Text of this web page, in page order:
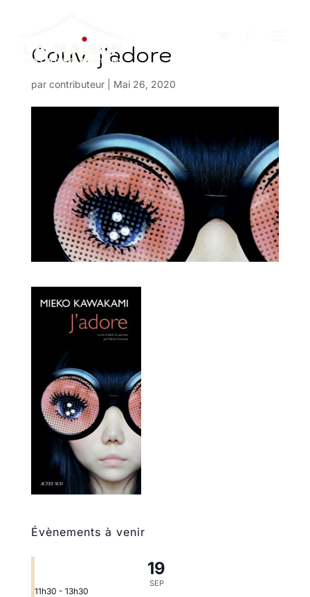
Couv. j’adore
par contributeur| Mai 26, 2020
Évènements à venir
19
SEP
11h30 - 13h30